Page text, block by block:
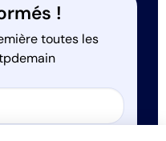
!
toutes les